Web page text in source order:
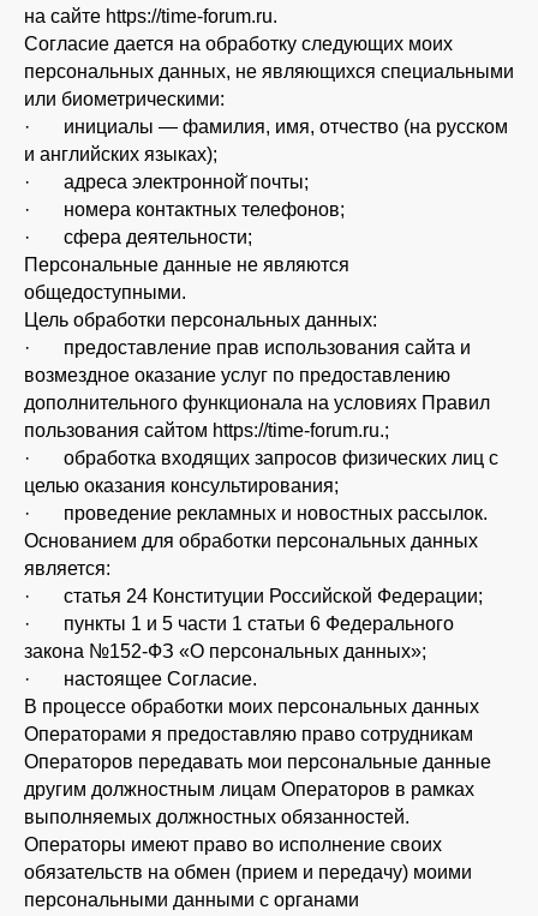
на сайте https://time-forum.ru.
Согласие дается на обработку следующих моих
персональных данных, не являющихся специальными
или биометрическими:
· инициалы — фамилия, имя, отчество (на русском
и английских языках);
· адреса электронной̆ почты;
· номера контактных телефонов;
· сфера деятельности;
Персональные данные не являются
общедоступными.
Цель обработки персональных данных:
· предоставление прав использования сайта и
возмездное оказание услуг по предоставлению
дополнительного функционала на условиях Правил
пользования сайтом https://time-forum.ru.;
· обработка входящих запросов физических лиц с
целью оказания консультирования;
· проведение рекламных и новостных рассылок.
Основанием для обработки персональных данных
является:
· статья 24 Конституции Российской Федерации;
· пункты 1 и 5 части 1 статьи 6 Федерального
закона №152-ФЗ «О персональных данных»;
· настоящее Согласие.
В процессе обработки моих персональных данных
Операторами я предоставляю право сотрудникам
Операторов передавать мои персональные данные
другим должностным лицам Операторов в рамках
выполняемых должностных обязанностей.
Операторы имеют право во исполнение своих
обязательств на обмен (прием и передачу) моими
персональными данными с органами